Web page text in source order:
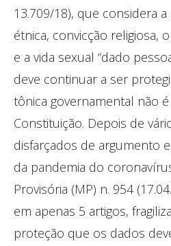
13.709/18), que considera
étnica, convicção religiosa,
e a vida sexual “dado
deve continuar a ser
tônica governamental não
Constituição. Depois de
disfarçados de argumento
da pandemia do
Provisória (MP) n. 954
em apenas 5 artigos,
proteção que os dados